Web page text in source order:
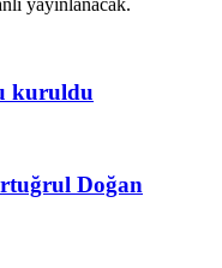
kuruldu
Doğan